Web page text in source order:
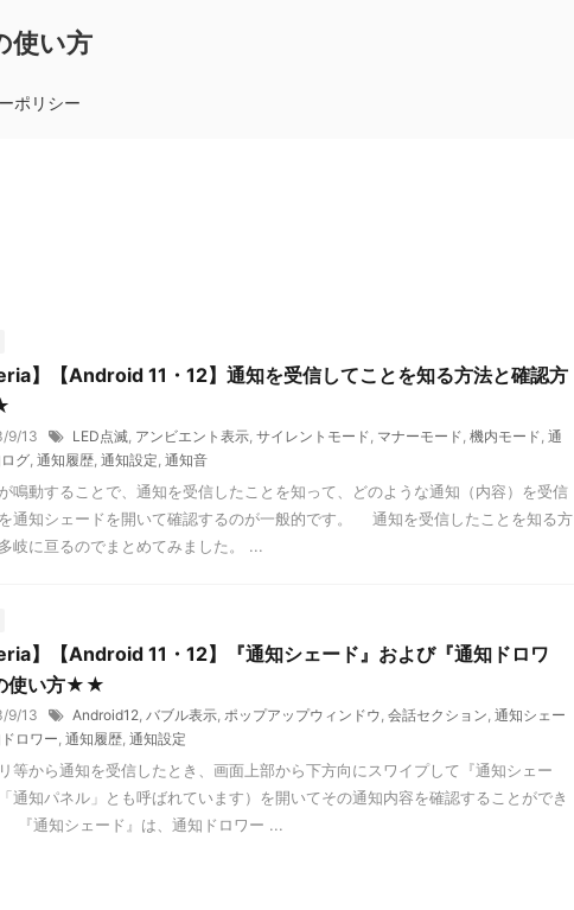
使い方
ポリシー
】【Android 11・12】通知を受信してことを知る方法と確認方
9/13 LED点滅, アンビエント表示, サイレントモード, マナーモード, 機内モード, 通
グ, 通知履歴, 通知設定, 通知音
鳴動することで、通知を受信したことを知って、どのような通知（内容）を受信
通知シェードを開いて確認するのが一般的です。 通知を受信したことを知る方
岐に亘るのでまとめてみました。 ...
】【Android 11・12】『通知シェード』および『通知ドロワ
使い方★★
9/13 Android12, バブル表示, ポップアップウィンドウ, 会話セクション, 通知シェー
ロワー, 通知履歴, 通知設定
等から通知を受信したとき、画面上部から下方向にスワイプして『通知シェー
通知パネル」とも呼ばれています）を開いてその通知内容を確認することができ
『通知シェード』は、通知ドロワー ...